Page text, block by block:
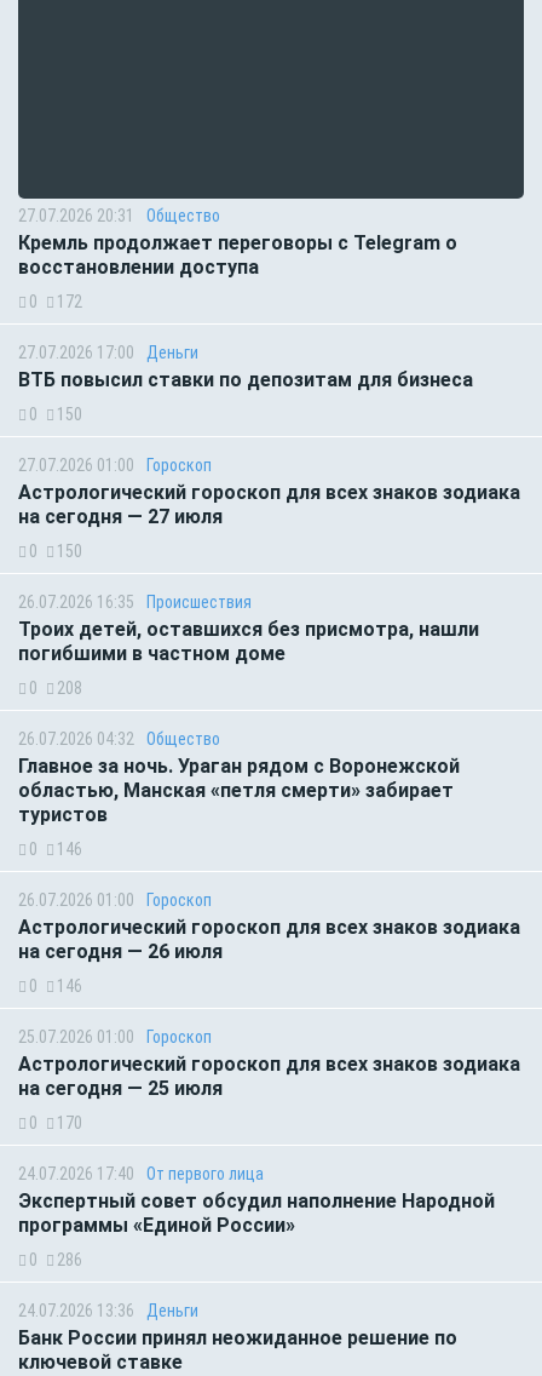
27.07.2026 20:31 Общество
Кремль продолжает переговоры с Telegram о
восстановлении доступа
0 172
27.07.2026 17:00 Деньги
ВТБ повысил ставки по депозитам для бизнеса
0 150
27.07.2026 01:00 Гороскоп
Астрологический гороскоп для всех знаков зодиака
на сегодня — 27 июля
0 150
26.07.2026 16:35 Происшествия
Троих детей, оставшихся без присмотра, нашли
погибшими в частном доме
0 208
26.07.2026 04:32 Общество
Главное за ночь. Ураган рядом с Воронежской
областью, Манская «петля смерти» забирает
туристов
0 146
26.07.2026 01:00 Гороскоп
Астрологический гороскоп для всех знаков зодиака
на сегодня — 26 июля
0 146
25.07.2026 01:00 Гороскоп
Астрологический гороскоп для всех знаков зодиака
на сегодня — 25 июля
0 170
24.07.2026 17:40 От первого лица
Экспертный совет обсудил наполнение Народной
программы «Единой России»
0 286
24.07.2026 13:36 Деньги
Банк России принял неожиданное решение по
ключевой ставке